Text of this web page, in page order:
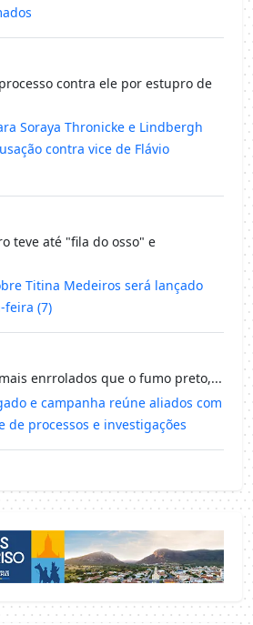
contra ele por estupro de
Soraya Thronicke e Lindbergh
contra vice de Flávio
teve até "fila do osso" e
Titina Medeiros será lançado
feira (7)
enrrolados que o fumo preto,...
e campanha reúne aliados com
de processos e investigações